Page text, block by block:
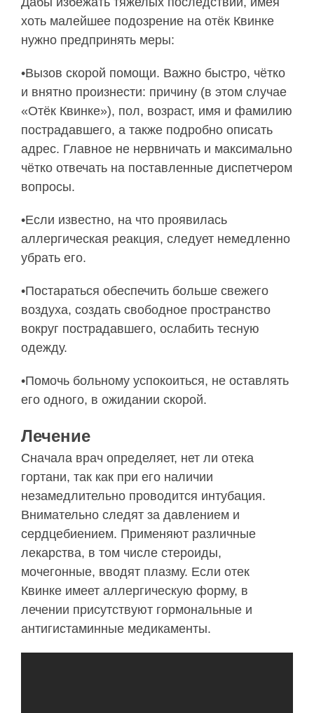
хоть малейшее подозрение на отёк Квинке
нужно предпринять меры:
•Вызов скорой помощи. Важно быстро, чётко
и внятно произнести: причину (в этом случае
«Отёк Квинке»), пол, возраст, имя и фамилию
пострадавшего, а также подробно описать
адрес. Главное не нервничать и максимально
чётко отвечать на поставленные диспетчером
вопросы.
•Если известно, на что проявилась
аллергическая реакция, следует немедленно
убрать его.
•Постараться обеспечить больше свежего
воздуха, создать свободное пространство
вокруг пострадавшего, ослабить тесную
одежду.
•Помочь больному успокоиться, не оставлять
его одного, в ожидании скорой.
Лечение
Сначала врач определяет, нет ли отека
гортани, так как при его наличии
незамедлительно проводится интубация.
Внимательно следят за давлением и
сердцебиением. Применяют различные
лекарства, в том числе стероиды,
мочегонные, вводят плазму. Если отек
Квинке имеет аллергическую форму, в
лечении присутствуют гормональные и
антигистаминные медикаменты.